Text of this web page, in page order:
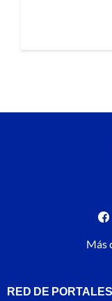
Más
RED DE PORTALES